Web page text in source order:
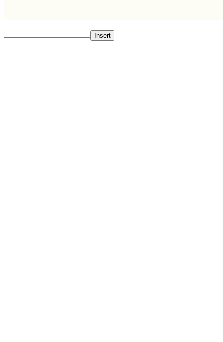
Insert